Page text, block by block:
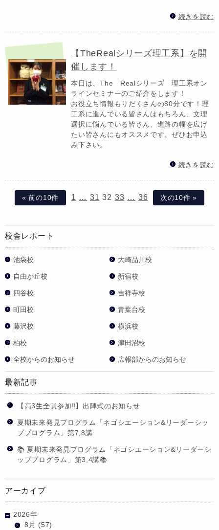
続きを読む
【TheRealシリーズ理工系】を開
催します！
本日は、The Realシリーズ 理工系オン
ラインセミナーのご紹介をします！
お役立ち情報もりだくさんの80分です！理
工系に進んでいる皆さんはもちろん、文理
選択に悩んでいる皆さん、進路の幅を広げ
たい皆さんにもオススメです。ぜひお申込
み下さい。
続きを読む
« 前の10件 1 … 31 32 33 … 36 次の10件 »
校舎レポート
池袋校 大崎品川校
自由が丘校 新宿校
四谷校 吉祥寺校
町田校 青葉台校
藤沢校 横浜校
柏校 津田沼校
全校からのお知らせ 広報部からのお知らせ
最新記事
【高3生全員参加‼】出陣式のお知らせ
夏期未来発見プログラム「ネゴシエーション&リーダーシッ
ププログラム」第7,8講
📚 夏期未来発見プログラム「ネゴシエーション&リーダーシ
ッププログラム」第3,4講📚
アーカイブ
2026年
8月 (57)